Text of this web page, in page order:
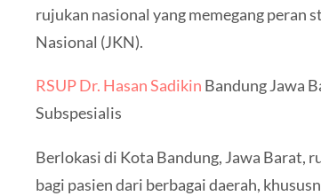
rujukan nasional yang memegang peran
Nasional (JKN).
RSUP Dr. Hasan Sadikin Bandung Jawa
Subspesialis
Berlokasi di Kota Bandung, Jawa Barat,
bagi pasien dari berbagai daerah,